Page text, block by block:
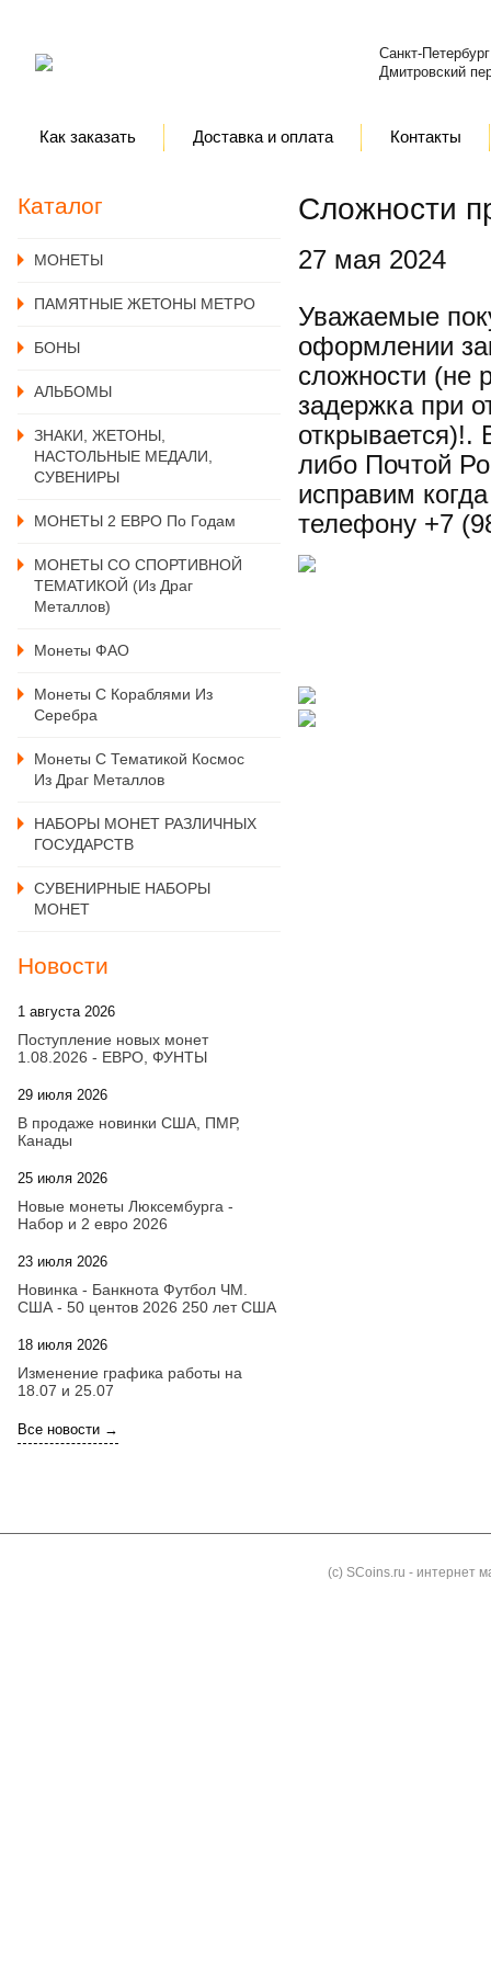
Санкт-Петербург
Дмитровский
Как заказать Доставка и оплата Контакты
Каталог
MОНЕТЫ
ПАМЯТНЫЕ ЖЕТОНЫ МЕТРО
БОНЫ
АЛЬБОМЫ
ЗНАКИ, ЖЕТОНЫ,
НАСТОЛЬНЫЕ МЕДАЛИ,
СУВЕНИРЫ
МОНЕТЫ 2 ЕВРО По Годам
МОНЕТЫ СО СПОРТИВНОЙ
ТЕМАТИКОЙ (из Драг
Металлов)
Монеты ФАО
Монеты С Кораблями Из
Серебра
Монеты С Тематикой Космос
Из Драг Металлов
НАБОРЫ МОНЕТ РАЗЛИЧНЫХ
ГОСУДАРСТВ
СУВЕНИРНЫЕ НАБОРЫ
МОНЕТ
Новости
1 августа 2026
Поступление новых монет
1.08.2026 - ЕВРО, ФУНТЫ
29 июля 2026
В продаже новинки США, ПМР,
Канады
25 июля 2026
Новые монеты Люксембурга -
Набор и 2 евро 2026
23 июля 2026
Новинка - Банкнота Футбол ЧМ.
США - 50 центов 2026 250 лет США
18 июля 2026
Изменение графика работы на
18.07 и 25.07
Все новости →
Сложности
27 мая 2024
Уважаемые
оформлении
сложности (не
задержка при
либо Почтой
исправим
телефону +7
(с) SCoins.ru - интернет